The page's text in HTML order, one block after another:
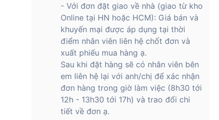
- Với đơn đặt giao về nhà (giao từ kho
Online tại HN hoặc HCM): Giá bán và
khuyến mại được áp dụng tại thời
điểm nhân viên liên hệ chốt đơn và
xuất phiếu mua hàng ạ.
Sau khi đặt hàng sẽ có nhân viên bên
em liên hệ lại với anh/chị để xác nhận
đơn hàng trong giờ làm việc (8h30 tới
12h - 13h30 tới 17h) và trao đổi chi
tiết về đơn ạ.